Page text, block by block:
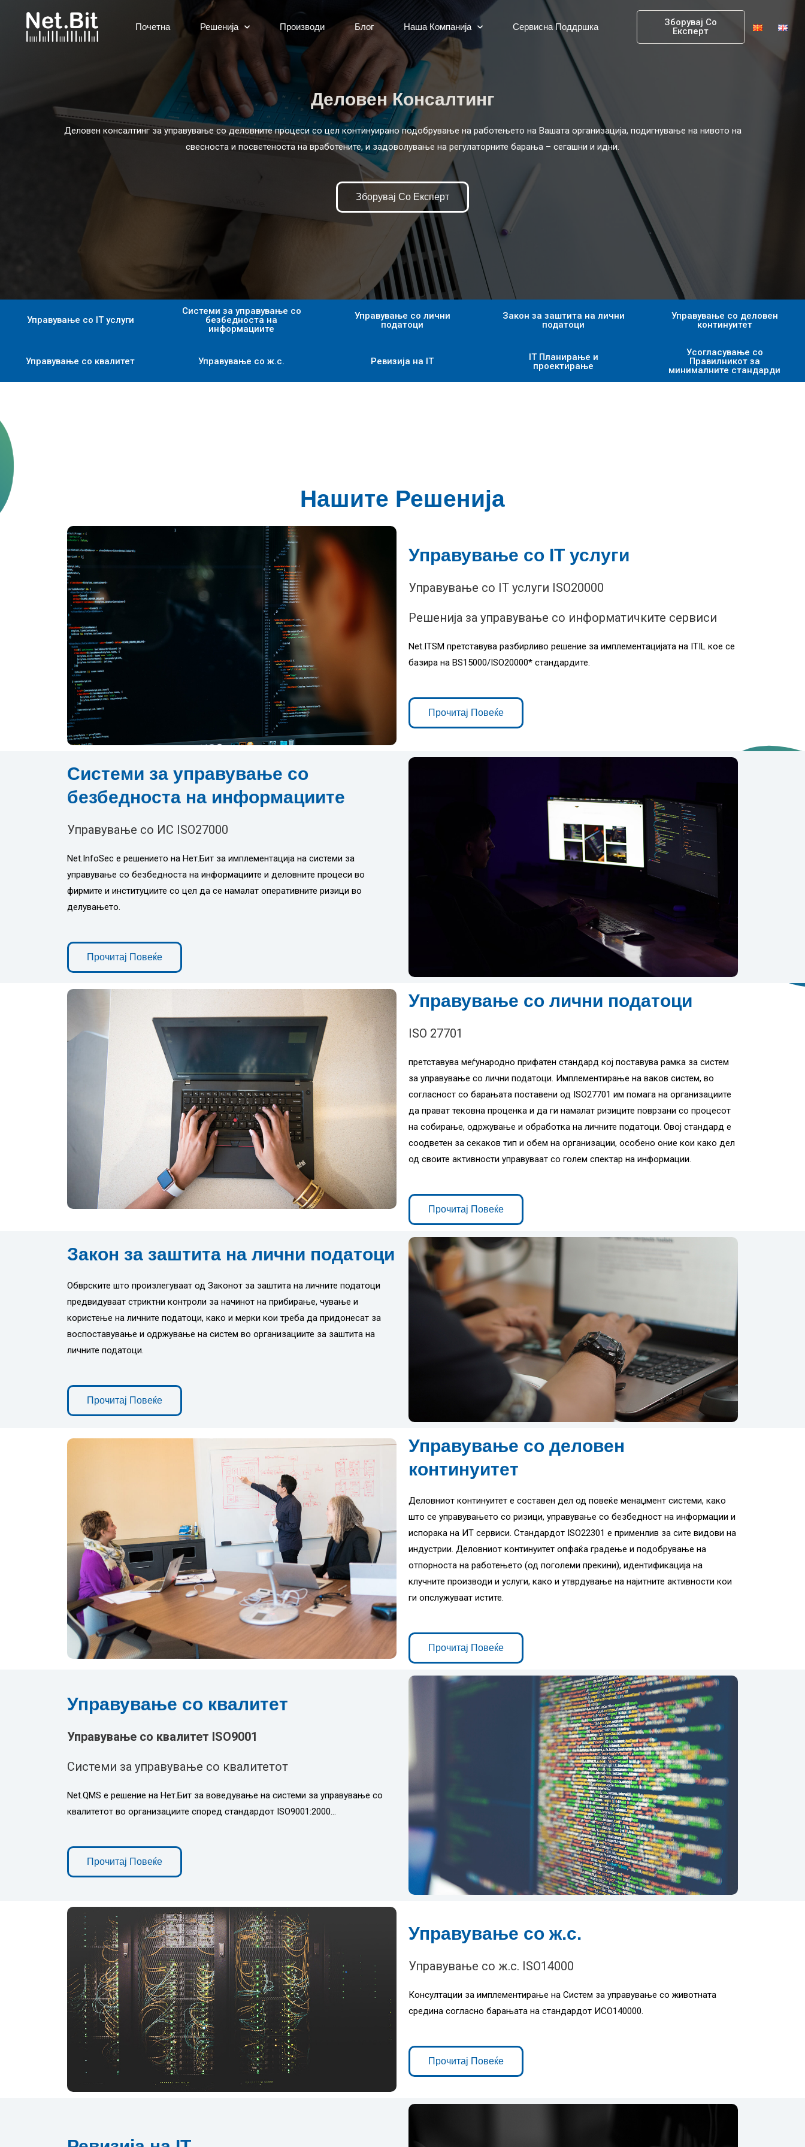
Почетна Решенија Производи Блог Наша Компанија Сервисна Поддршка
Зборувај Со
Експерт
Деловен Консалтинг
Деловен консалтинг за управување со деловните процеси со цел континуирано подобрување на работењето на Вашата организација, подигнување на нивото на
свесноста и посветеноста на вработените, и задоволување на регулаторните барања – сегашни и идни.
Зборувај Со Експерт
Управување со IT услуги
Системи за управување со
безбедноста на
информациите
Управување со лични
податоци
Закон за заштита на лични
податоци
Управување со деловен
континуитет
Управување со квалитет Управување со ж.с. Ревизија на IT
IT Планирање и
проектирање
Усогласување со
Правилникот за
минималните стандарди
Нашите Решенија
Управување со IT услуги
Управување со IT услуги ISO20000
Решенија за управување со информатичките сервиси
Net.ITSM претставува разбирливо решение за имплементацијата на ITIL кое се
базира на BS15000/ISO20000* стандардите.
Прочитај Повеќе
Системи за управување со
безбедноста на информациите
Управување со ИС ISO27000
Net.InfoSec е решението на Нет.Бит за имплементација на системи за
управување со безбедноста на информациите и деловните процеси во
фирмите и институциите со цел да се намалат оперативните ризици во
делувањето.
Прочитај Повеќе
Управување со лични податоци
ISO 27701
претставува меѓународно прифатен стандард кој поставува рамка за систем
за управување со лични податоци. Имплементирање на ваков систем, во
согласност со барањата поставени од ISO27701 им помага на организациите
да прават тековна проценка и да ги намалат ризиците поврзани со процесот
на собирање, одржување и обработка на личните податоци. Овој стандард е
соодветен за секаков тип и обем на организации, особено оние кои како дел
од своите активности управуваат со голем спектар на информации.
Прочитај Повеќе
Закон за заштита на лични податоци
Обврските што произлегуваат од Законот за заштита на личните податоци
предвидуваат стриктни контроли за начинот на прибирање, чување и
користење на личните податоци, како и мерки кои треба да придонесат за
воспоставување и одржување на систем во организациите за заштита на
личните податоци.
Прочитај Повеќе
Управување со деловен
континуитет
Деловниот континуитет е составен дел од повеќе менаџмент системи, како
што се управувањето со ризици, управување со безбедност на информации и
испорака на ИТ сервиси. Стандардот ISO22301 е применлив за сите видови на
индустрии. Деловниот континуитет опфаќа градење и подобрување на
отпорноста на работењето (од поголеми прекини), идентификација на
клучните производи и услуги, како и утврдување на најитните активности кои
ги опслужуваат истите.
Прочитај Повеќе
Управување со квалитет
Управување со квалитет ISO9001
Системи за управување со квалитетот
Net.QMS е решение на Нет.Бит за воведување на системи за управување со
квалитетот во организациите според стандардот ISO9001:2000…
Прочитај Повеќе
Управување со ж.с.
Управување со ж.с. ISO14000
Консултации за имплементирање на Систем за управување со животната
средина согласно барањата на стандардот ИСО140000.
Прочитај Повеќе